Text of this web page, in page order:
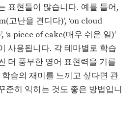
표현들이 많습니다. 예를 들어,
고난을 견디다)’, ‘on cloud
‘a piece of cake(매우 쉬운 일)’
사용됩니다. 각 테마별로 학습
더 풍부한 영어 표현력을 기를
습의 재미를 느끼고 싶다면 관
준히 익히는 것도 좋은 방법입니